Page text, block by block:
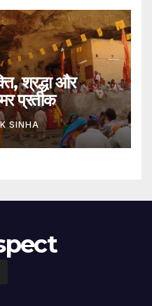
श्रद्धा और
प्रतीक
SINHA